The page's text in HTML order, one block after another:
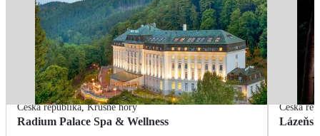
Česká republika,Krušné hory
Radium Palace Spa & Wellness
Česká